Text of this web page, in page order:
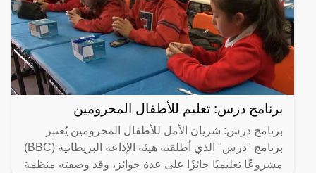
برنامج درس: تعليم للأطفال المحرومين
برنامج درس: شريان الأمل للأطفال المحرومين يُعتبر
برنامج "درس" الذي أطلقته هيئة الإذاعة البريطانية (BBC)
مشروعًا تعليميًا حائزًا على عدة جوائز، وقد وصفته منظمة